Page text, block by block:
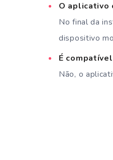
O aplicativo
No final da
dispositivo
É
Não, o